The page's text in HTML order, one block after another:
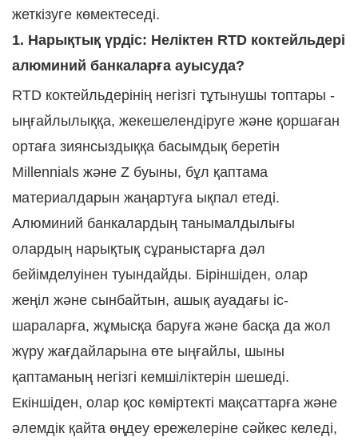
жеткізуге көмектеседі.
1. Нарықтық үрдіс: Неліктен RTD коктейльдері
алюминий банкаларға ауысуда?
RTD коктейльдерінің негізгі тұтынушы топтары -
ыңғайлылыққа, жекешелендіруге және қоршаған
ортаға зиянсыздыққа басымдық беретін
Millennials және Z буыны, бұл қаптама
материалдарын жаңартуға ықпал етеді.
Алюминий банкалардың танымалдылығы
олардың нарықтық сұраныстарға дәл
бейімделуінен туындайды. Біріншіден, олар
жеңіл және сынбайтын, ашық ауадағы іс-
шараларға, жұмысқа баруға және басқа да жол
жүру жағдайларына өте ыңғайлы, шыны
қаптаманың негізгі кемшіліктерін шешеді.
Екіншіден, олар қос көміртекті мақсаттарға және
әлемдік қайта өңдеу ережелеріне сәйкес келеді,